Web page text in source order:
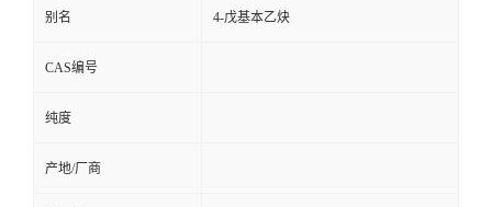
别名 4-戊基本乙炔
CAS编号
纯度
产地/厂商